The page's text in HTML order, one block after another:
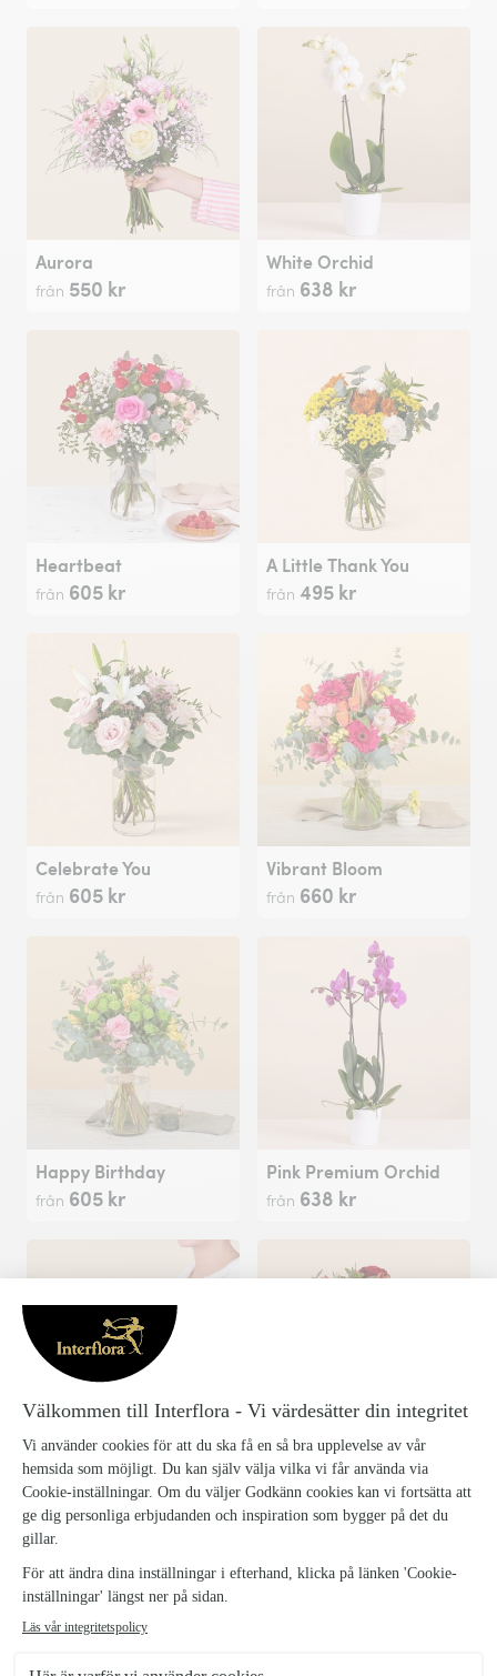
Aurora
från 550 kr
White Orchid
från 638 kr
Heartbeat
från 605 kr
A Little Thank You
från 495 kr
Celebrate You
från 605 kr
Vibrant Bloom
från 660 kr
Happy Birthday
från 605 kr
Pink Premium Orchid
från 638 kr
Notes of you - Sweet bouquet in pink tones
från638 kr
Embrace
från660 kr